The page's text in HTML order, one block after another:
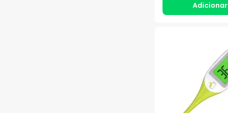
Adicionar